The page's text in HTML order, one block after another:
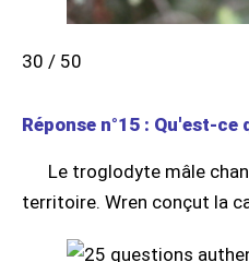
30 / 50
Réponse n°15 : Qu'est-
Le troglodyte mâle
territoire. Wren conçut la